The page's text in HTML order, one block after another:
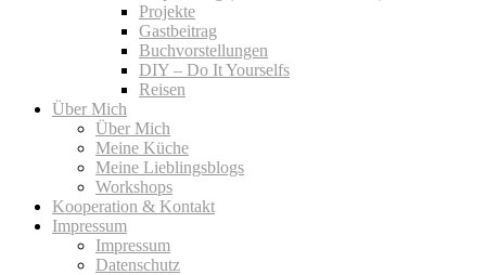
Projekte
Gastbeitrag
Buchvorstellungen
DIY – Do It Yourselfs
Reisen
Über Mich
Über Mich
Meine Küche
Meine Lieblingsblogs
Workshops
Kooperation & Kontakt
Impressum
Impressum
Datenschutz